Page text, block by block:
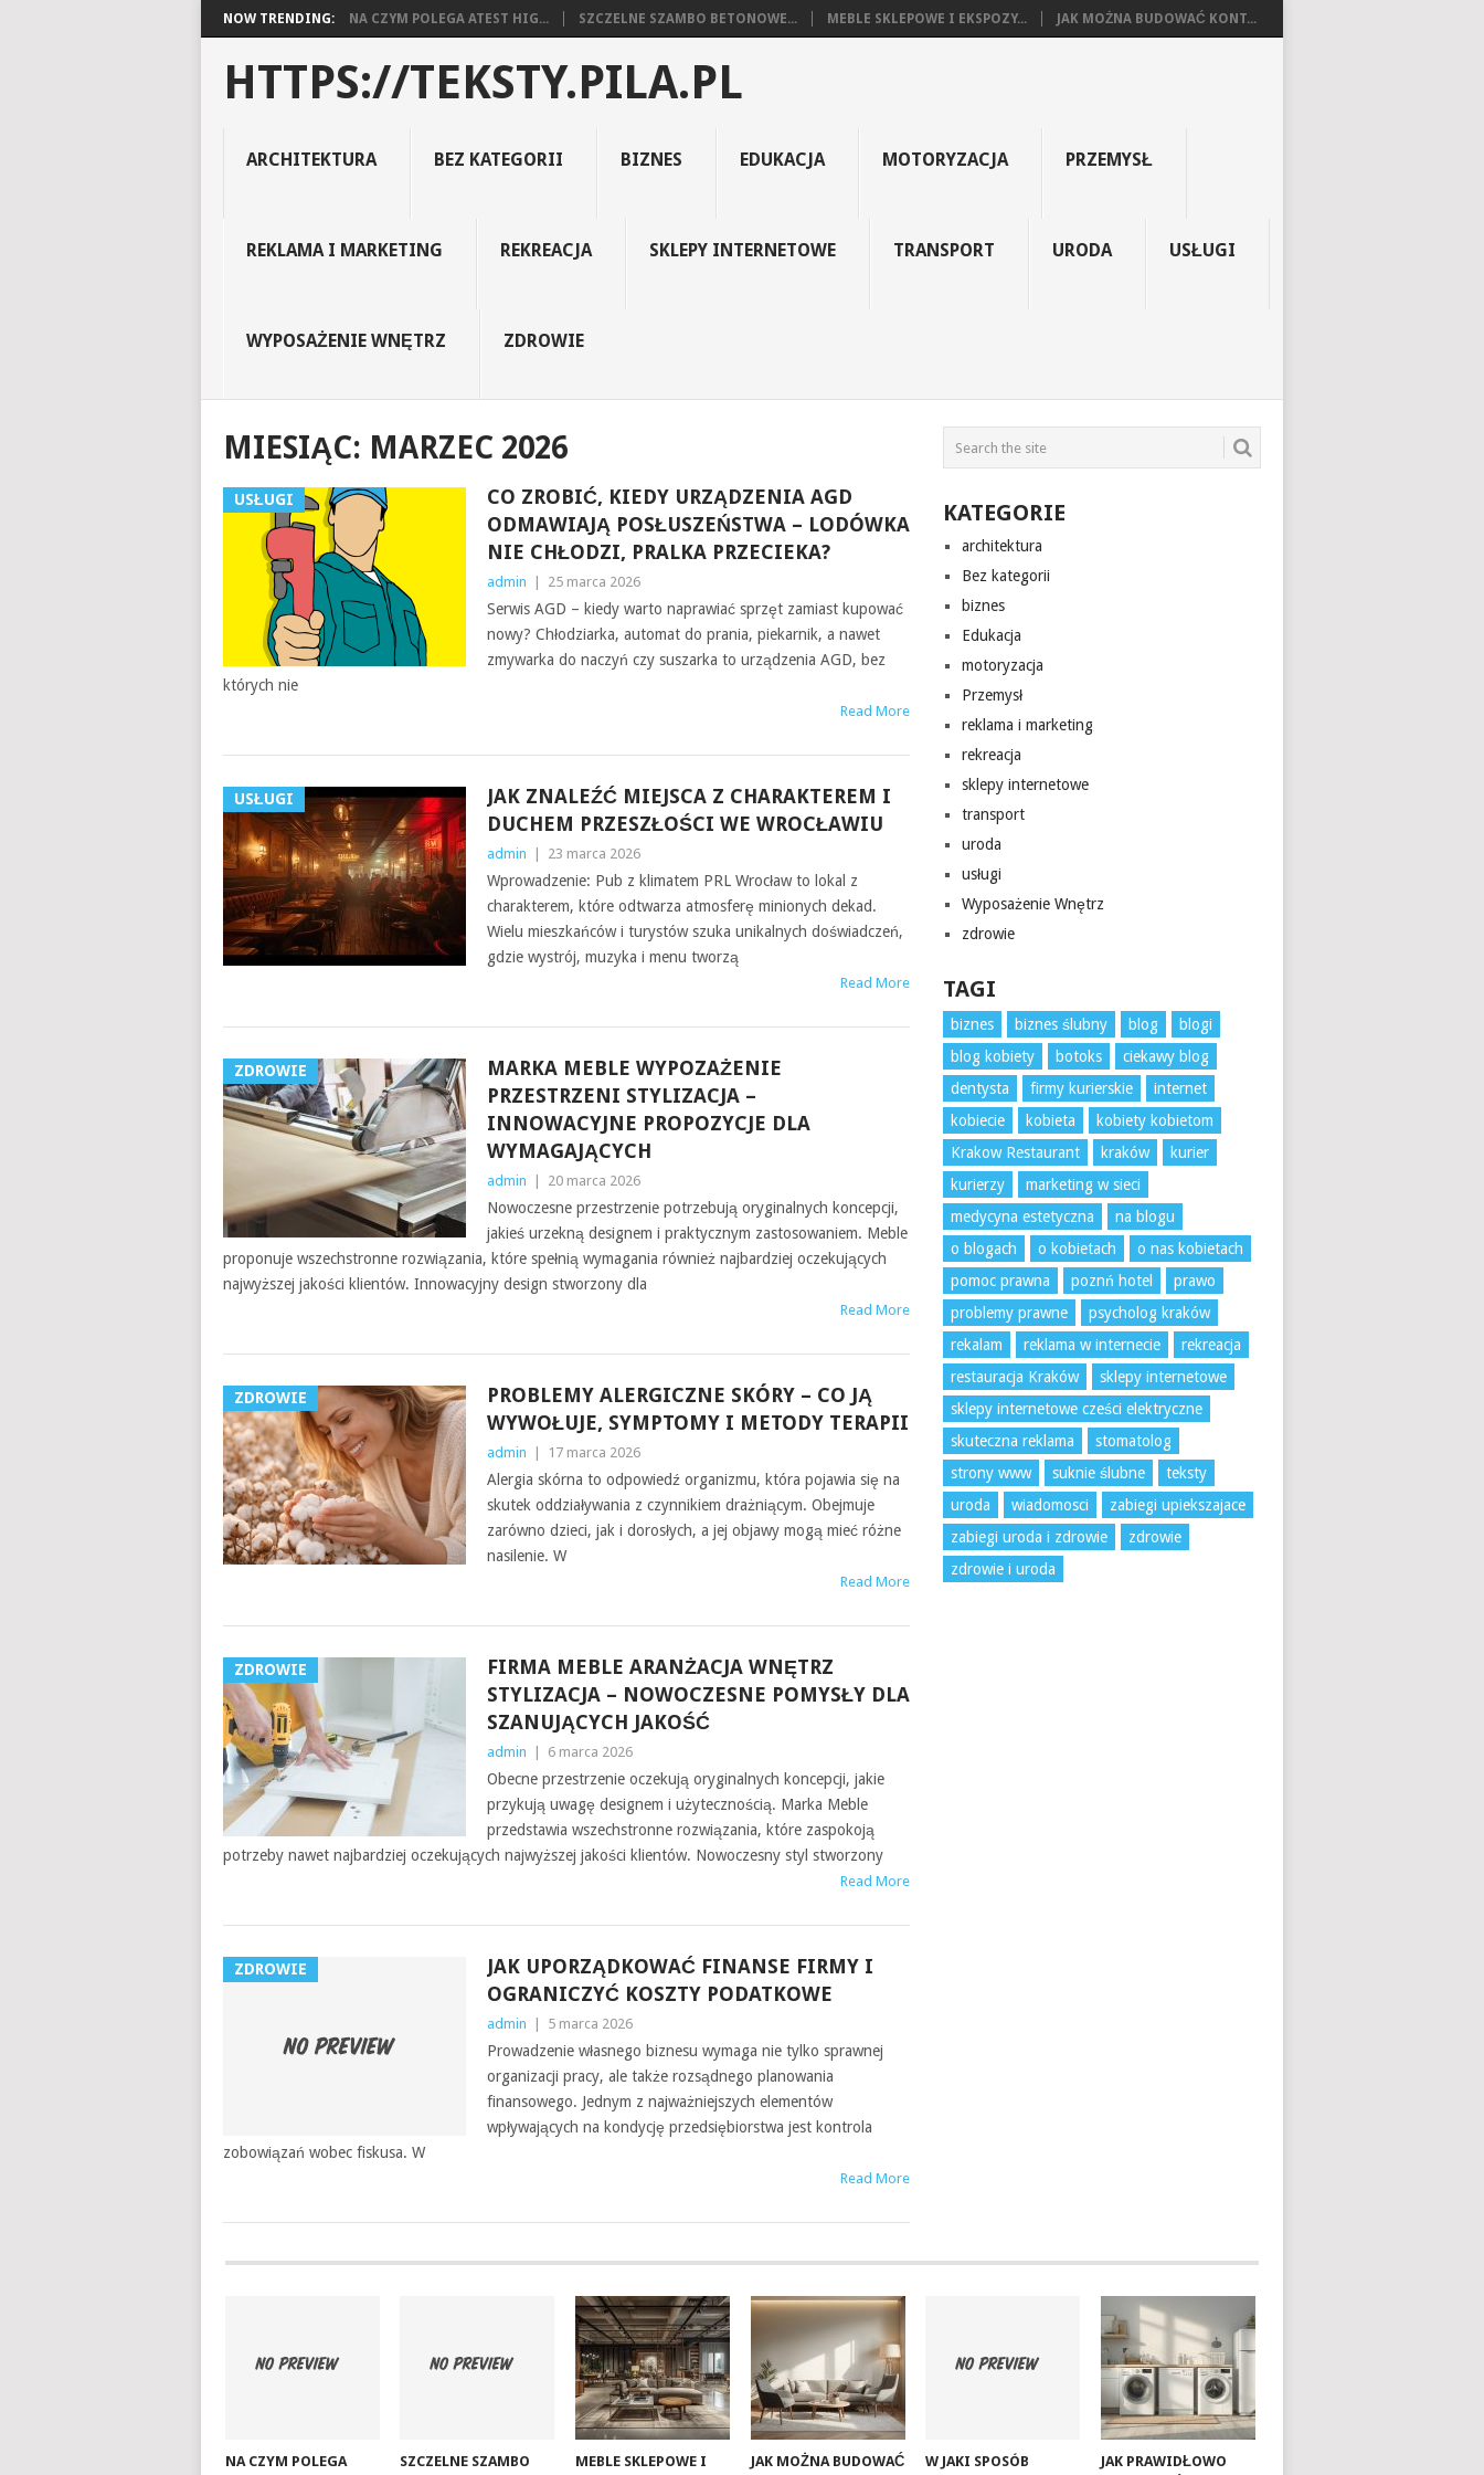
NOW TRENDING: NA CZYM POLEGA ATEST HIG... SZCZELNE SZAMBO BETONOWE... MEBLE SKLEPOWE I EKSPOZY... JAK MOŻNA BUDOWAĆ KONT...
HTTPS://TEKSTY.PILA.PL
ARCHITEKTURA BEZ KATEGORII BIZNES EDUKACJA MOTORYZACJA PRZEMYSŁ
REKLAMA I MARKETING REKREACJA SKLEPY INTERNETOWE TRANSPORT URODA USŁUGI
WYPOSAŻENIE WNĘTRZ ZDROWIE
MIESIĄC: MARZEC 2026
USŁUGI
CO ZROBIĆ, KIEDY URZĄDZENIA AGD
ODMAWIAJĄ POSŁUSZEŃSTWA – LODÓWKA
NIE CHŁODZI, PRALKA PRZECIEKA?
admin 25 marca 2026
Serwis AGD – kiedy warto naprawiać sprzęt zamiast kupować
nowy? Chłodziarka, automat do prania, piekarnik, a nawet
zmywarka do naczyń czy suszarka to urządzenia AGD, bez
których nie
Read More
USŁUGI
JAK ZNALEŹĆ MIEJSCA Z CHARAKTEREM I
DUCHEM PRZESZŁOŚCI WE WROCŁAWIU
admin 23 marca 2026
Wprowadzenie: Pub z klimatem PRL Wrocław to lokal z
charakterem, które odtwarza atmosferę minionych dekad.
Wielu mieszkańców i turystów szuka unikalnych doświadczeń,
gdzie wystrój, muzyka i menu tworzą
Read More
ZDROWIE
MARKA MEBLE WYPOZAŻENIE
PRZESTRZENI STYLIZACJA –
INNOWACYJNE PROPOZYCJE DLA
WYMAGAJĄCYCH
admin 20 marca 2026
Nowoczesne przestrzenie potrzebują oryginalnych koncepcji,
jakieś urzekną designem i praktycznym zastosowaniem. Meble
proponuje wszechstronne rozwiązania, które spełnią wymagania również najbardziej oczekujących
najwyższej jakości klientów. Innowacyjny design stworzony dla
Read More
ZDROWIE
PROBLEMY ALERGICZNE SKÓRY – CO JĄ
WYWOŁUJE, SYMPTOMY I METODY TERAPII
admin 17 marca 2026
Alergia skórna to odpowiedź organizmu, która pojawia się na
skutek oddziaływania z czynnikiem drażniącym. Obejmuje
zarówno dzieci, jak i dorosłych, a jej objawy mogą mieć różne
nasilenie. W
Read More
ZDROWIE
FIRMA MEBLE ARANŻACJA WNĘTRZ
STYLIZACJA – NOWOCZESNE POMYSŁY DLA
SZANUJĄCYCH JAKOŚĆ
admin 6 marca 2026
Obecne przestrzenie oczekują oryginalnych koncepcji, jakie
przykują uwagę designem i użytecznością. Marka Meble
przedstawia wszechstronne rozwiązania, które zaspokoją
potrzeby nawet najbardziej oczekujących najwyższej jakości klientów. Nowoczesny styl stworzony
Read More
ZDROWIE
JAK UPORZĄDKOWAĆ FINANSE FIRMY I
OGRANICZYĆ KOSZTY PODATKOWE
admin 5 marca 2026
Prowadzenie własnego biznesu wymaga nie tylko sprawnej
organizacji pracy, ale także rozsądnego planowania
finansowego. Jednym z najważniejszych elementów
wpływających na kondycję przedsiębiorstwa jest kontrola
zobowiązań wobec fiskusa. W
Read More
KATEGORIE
architektura
Bez kategorii
biznes
Edukacja
motoryzacja
Przemysł
reklama i marketing
rekreacja
sklepy internetowe
transport
uroda
usługi
Wyposażenie Wnętrz
zdrowie
TAGI
biznes biznes ślubny blog
blogi
blog kobiety
botoks
ciekawy blog
dentysta
firmy kurierskie
internet
kobiecie
kobieta
kobiety kobietom
Krakow Restaurant
kraków
kurier
kurierzy
marketing w sieci
medycyna estetyczna
na blogu
o blogach
o kobietach
o nas kobietach
pomoc prawna
poznń hotel
prawo
problemy prawne
psycholog kraków
rekalam
reklama w internecie
rekreacja
restauracja Kraków
sklepy internetowe
sklepy internetowe cześci elektryczne
skuteczna reklama
stomatolog
strony www
suknie ślubne
teksty
uroda
wiadomosci
zabiegi upiekszajace
zabiegi uroda i zdrowie
zdrowie
zdrowie i uroda
NA CZYM POLEGA SZCZELNE SZAMBO MEBLE SKLEPOWE I JAK MOŻNA BUDOWAĆ W JAKI SPOSÓB JAK PRAWIDŁOWO